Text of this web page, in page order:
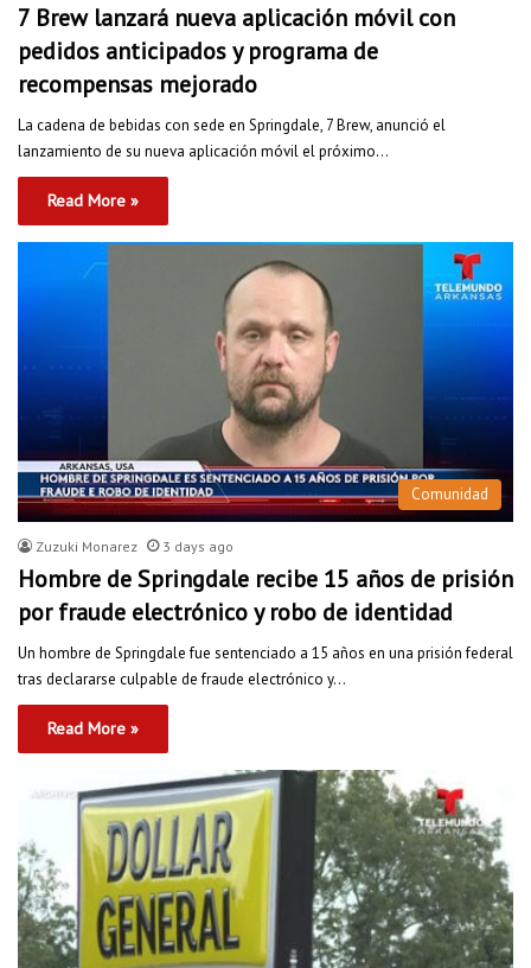
7 Brew lanzará nueva aplicación móvil con
pedidos anticipados y programa de
recompensas mejorado
La cadena de bebidas con sede en Springdale, 7 Brew, anunció el
lanzamiento de su nueva aplicación móvil el próximo…
Read More »
Comunidad
Zuzuki Monarez 3 days ago
Hombre de Springdale recibe 15 años de prisión
por fraude electrónico y robo de identidad
Un hombre de Springdale fue sentenciado a 15 años en una prisión federal
tras declararse culpable de fraude electrónico y…
Read More »